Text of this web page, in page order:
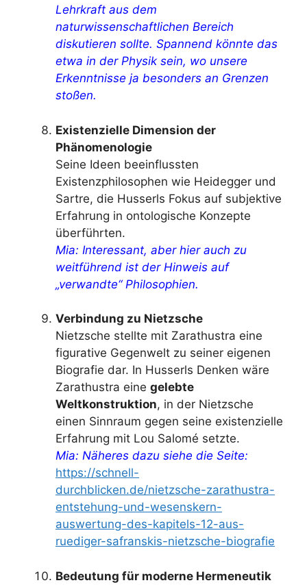
Lehrkraft aus dem
naturwissenschaftlichen Bereich
diskutieren sollte. Spannend könnte das
etwa in der Physik sein, wo unsere
Erkenntnisse ja besonders an Grenzen
stoßen.
Existenzielle Dimension der
Phänomenologie
Seine Ideen beeinflussten
Existenzphilosophen wie Heidegger und
Sartre, die Husserls Fokus auf subjektive
Erfahrung in ontologische Konzepte
überführten.
Mia: Interessant, aber hier auch zu
weitführend ist der Hinweis auf
„verwandte“ Philosophien.
Verbindung zu Nietzsche
Nietzsche stellte mit Zarathustra eine
figurative Gegenwelt zu seiner eigenen
Biografie dar. In Husserls Denken wäre
Zarathustra eine gelebte
Weltkonstruktion, in der Nietzsche
einen Sinnraum gegen seine existenzielle
Erfahrung mit Lou Salomé setzte.
Mia: Näheres dazu siehe die Seite:
https://schnell-
durchblicken.de/nietzsche-zarathustra-
entstehung-und-wesenskern-
auswertung-des-kapitels-12-aus-
ruediger-safranskis-nietzsche-biografie
Bedeutung für moderne Hermeneutik